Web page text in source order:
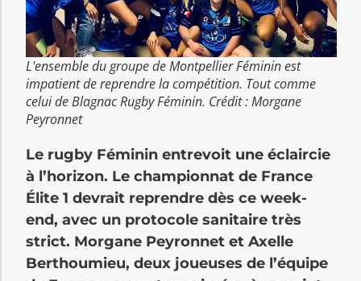
L'ensemble du groupe de Montpellier Féminin est
impatient de reprendre la compétition. Tout comme
celui de Blagnac Rugby Féminin. Crédit : Morgane
Peyronnet
Le rugby Féminin entrevoit une éclaircie
à l’horizon. Le championnat de France
Élite 1 devrait reprendre dès ce week-
end, avec un protocole sanitaire très
strict. Morgane Peyronnet et Axelle
Berthoumieu, deux joueuses de l’équipe